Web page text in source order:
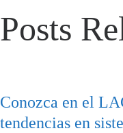
Posts
Conozca en el
tendencias en